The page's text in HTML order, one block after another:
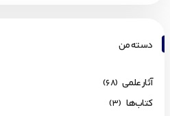
دسته من
آثار علمی (68)
کتاب‌ها (3)